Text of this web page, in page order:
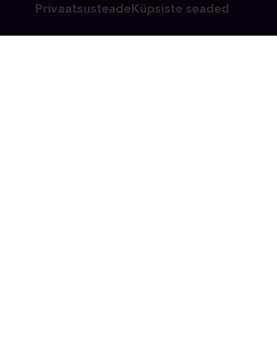
PrivaatsusteadeKüpsiste seaded